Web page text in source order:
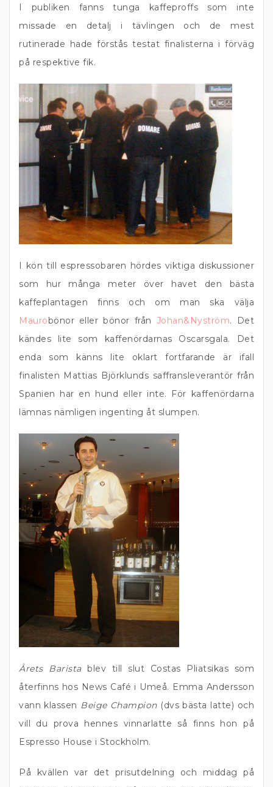
I publiken fanns tunga kaffeproffs som inte
missade en detalj i tävlingen och de mest
rutinerade hade förstås testat finalisterna i förväg
på respektive fik.
I kön till espressobaren hördes viktiga diskussioner
som hur många meter över havet den bästa
kaffeplantagen finns och om man ska välja
Maurobönor eller bönor från Johan&Nyström. Det
kändes lite som kaffenördarnas Oscarsgala. Det
enda som känns lite oklart fortfarande är ifall
finalisten Mattias Björklunds saffransleverantör från
Spanien har en hund eller inte. För kaffenördarna
lämnas nämligen ingenting åt slumpen.
Årets Baristablev till slut Costas Pliatsikas som
återfinns hos News Café i Umeå. Emma Andersson
vann klassen Beige Champion(dvs bästa latte) och
vill du prova hennes vinnarlatte så finns hon på
Espresso House i Stockholm.
På kvällen var det prisutdelning och middag på